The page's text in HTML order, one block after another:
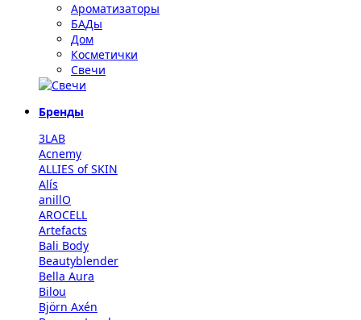
Ароматизаторы
БАДы
Дом
Косметички
Свечи
Бренды
3LAB
Acnemy
ALLIES of SKIN
Alís
anillO
AROCELL
Artefacts
Bali Body
Beautyblender
Bella Aura
Bilou
Björn Axén